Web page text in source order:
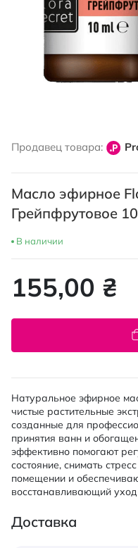
началу
изображений
Продавец товара:
Масло эфирное
Грейпфрутовое
В наличии
155,00 ₴
Натуральное эфирное
чистые растительные
созданные для
принятия ванн и
эффективно помогают
состояние, снимать
помещении и
восстанавливающий
Доставка